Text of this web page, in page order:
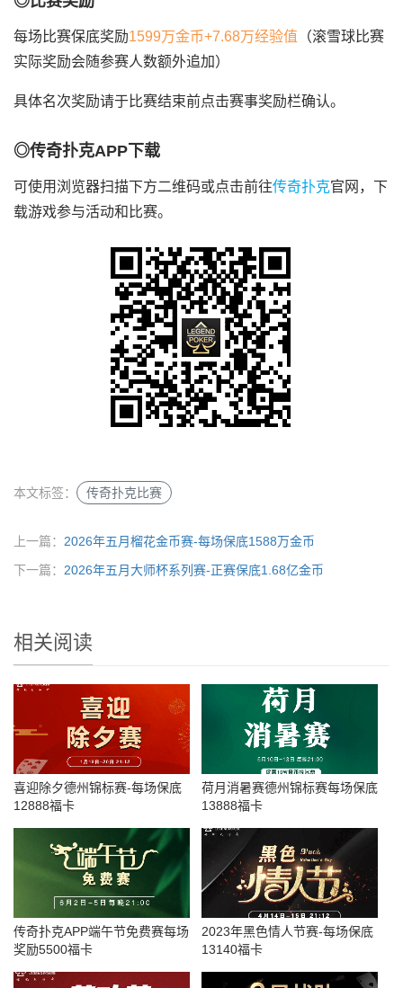
每场比赛保底奖励1599万金币+7.68万经验值 （滚雪球比赛
实际奖励会随参赛人数额外追加）
具体名次奖励请于比赛结束前点击赛事奖励栏确认。
◎传奇扑克APP下载
可使用浏览器扫描下方二维码或点击前往传奇扑克官网，下
载游戏参与活动和比赛。
本文标签： 传奇扑克比赛
上一篇： 2026年五月榴花金币赛-每场保底1588万金币
下一篇： 2026年五月大师杯系列赛-正赛保底1.68亿金币
相关阅读
喜迎除夕德州锦标赛-每场保底
12888福卡
荷月消暑赛德州锦标赛每场保底
13888福卡
传奇扑克APP端午节免费赛每场
奖励5500福卡
2023年黑色情人节赛-每场保底
13140福卡